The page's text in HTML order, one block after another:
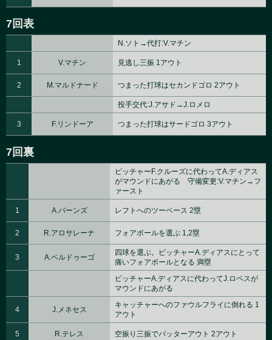
7回表
N.ソト→代打:V.マチン
1 V.マチン 見逃し三振 1アウト
2 M.マルドナード つまった打球はセカンドゴロ 2アウト
投手交代:J.アサド→J.ロメロ
3 F.リンドーア つまった打球はサードゴロ 3アウト
7回裏
ピッチャーF.クルーズに代わってA.ディアス
がマウンドにあがる 守備変更:V.マチン→フ
ァースト
1 A.バーンズ レフトへのツーベース 2塁
2 R.アロサレーナ フォアボールを選ぶ 1,2塁
3 A.ベルドゥーゴ
四球を選ぶ。ピッチャーA.ディアスにとって
痛いフォアボールとなる 満塁
ピッチャーA.ディアスに代わってJ.ロペスが
マウンドにあがる
4 J.メネセス
キャッチャーへのファウルフライに倒れる 1
アウト
5 R.テレス 空振り三振でバッターアウト 2アウト